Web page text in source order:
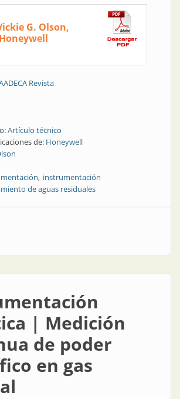
G. Olson,
Honeywell
Revista
Artículo técnico
de: Honeywell
instrumentación
de aguas residuales
Instrumentación analítica | Control optimizado
| Medición
de poder
en gas